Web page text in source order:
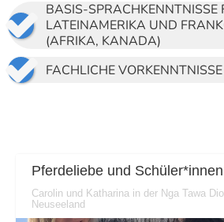

BASIS-SPRACHKENNTNISSE
LATEINAMERIKA UND
(AFRIKA, KANADA)
 FACHLICHE
Pferdeliebe und
Carolin und Katharina in der Nga Tawa
Neuseeland